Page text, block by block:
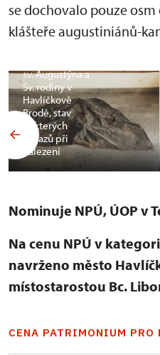
se dochovalo pouze
klášteře augustiniánů-
Cyklus
sv. Augustýna a
Sv. rodiny v
Havlíčkově
Brodě, stav
některých
obrazů při
nalezení
Nominuje NPÚ, ÚOP v
Na cenu NPÚ v
navrženo město
místostarostou Bc.
CENA PATRIMONIUM PRO